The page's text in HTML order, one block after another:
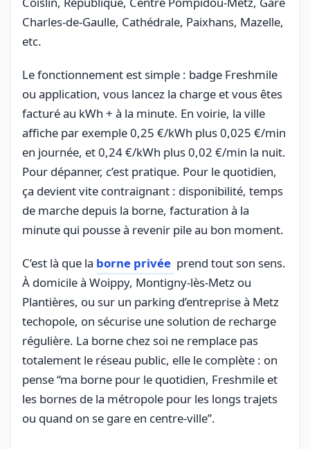
Charles-de-Gaulle, Cathédrale, Paixhans, Mazelle,
etc.
Le fonctionnement est simple : badge Freshmile
ou application, vous lancez la charge et vous êtes
facturé au kWh + à la minute. En voirie, la ville
affiche par exemple 0,25 €/kWh plus 0,025 €/min
en journée, et 0,24 €/kWh plus 0,02 €/min la nuit.
Pour dépanner, c’est pratique. Pour le quotidien,
ça devient vite contraignant : disponibilité, temps
de marche depuis la borne, facturation à la
minute qui pousse à revenir pile au bon moment.
C’est là que la borne privée prend tout son sens.
À domicile à Woippy, Montigny-lès-Metz ou
Plantières, ou sur un parking d’entreprise à Metz
techopole, on sécurise une solution de recharge
régulière. La borne chez soi ne remplace pas
totalement le réseau public, elle le complète : on
pense “ma borne pour le quotidien, Freshmile et
les bornes de la métropole pour les longs trajets
ou quand on se gare en centre-ville”.